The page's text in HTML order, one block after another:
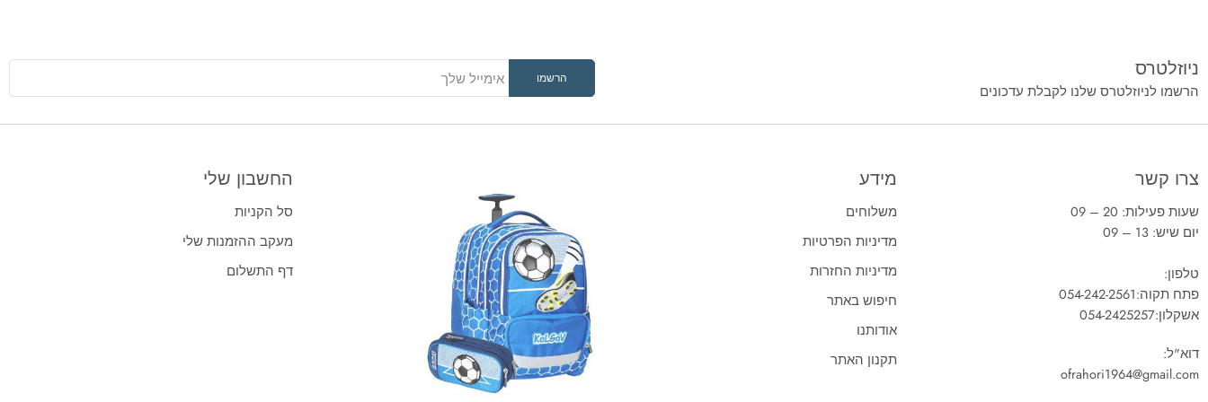
ניוזלטרס
הרשמו לניוזלטרס שלנו לקבלת עדכונים
צרו קשר
שעות פעילות: 20 – 09
יום שיש: 13 – 09
טלפון:
פתח תקוה:054-242-2561
אשקלון:054-2425257
דוא"ל:
ofrahori1964@gmail.com
מידע
משלוחים
מדיניות הפרטיות
מדיניות החזרות
חיפוש באתר
אודותנו
תקנון האתר
החשבון שלי
סל הקניות
מעקב ההזמנות שלי
דף התשלום